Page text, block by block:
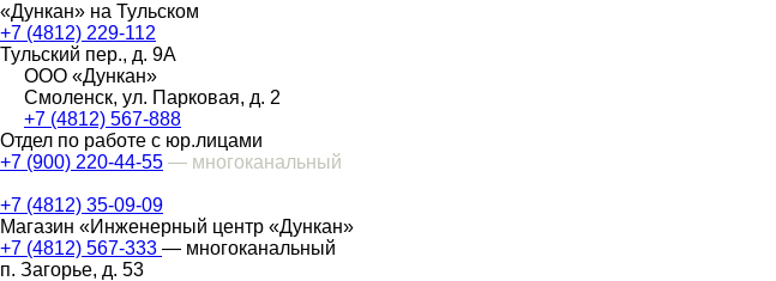
«Дункан» на Тульском
+7 (4812) 229-112
Тульский пер., д. 9А
ООО «Дункан»
Смоленск, ул. Парковая, д. 2
+7 (4812) 567-888
Отдел по работе с юр.лицами
+7 (900) 220-44-55 — многоканальный
+7 (4812) 35-09-09
Магазин «Инженерный центр «Дункан»
+7 (4812) 567-333 — многоканальный
п. Загорье, д. 53